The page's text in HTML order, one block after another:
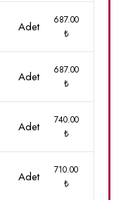
Adet
687.00
₺
Adet
687.00
₺
Adet
740.00
₺
Adet
710.00
₺